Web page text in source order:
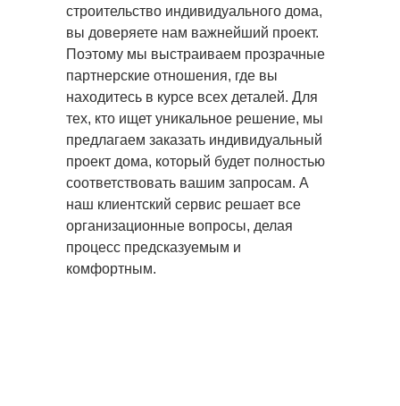
строительство индивидуального дома,
вы доверяете нам важнейший проект.
Поэтому мы выстраиваем прозрачные
партнерские отношения, где вы
находитесь в курсе всех деталей. Для
тех, кто ищет уникальное решение, мы
предлагаем заказать индивидуальный
проект дома, который будет полностью
соответствовать вашим запросам. А
наш клиентский сервис решает все
организационные вопросы, делая
процесс предсказуемым и
комфортным.